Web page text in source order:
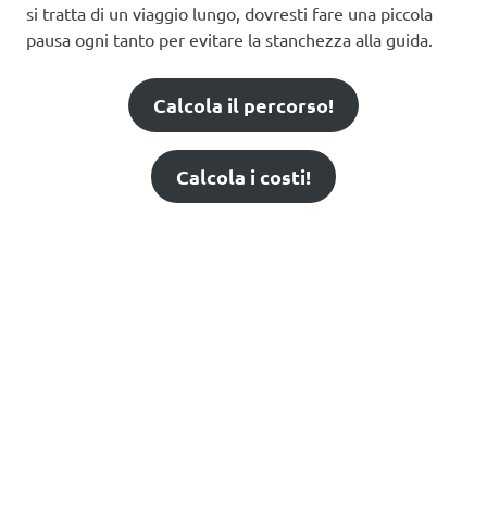
si tratta di un viaggio lungo, dovresti fare una piccola
pausa ogni tanto per evitare la stanchezza alla guida.
Calcola il percorso!
Calcola i costi!